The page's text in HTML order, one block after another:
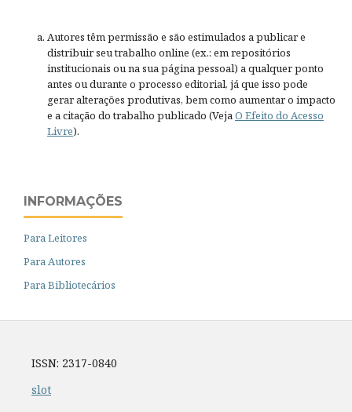
Autores têm permissão e são estimulados a publicar e
distribuir seu trabalho online (ex.: em repositórios
institucionais ou na sua página pessoal) a qualquer ponto
antes ou durante o processo editorial, já que isso pode
gerar alterações produtivas, bem como aumentar o impacto
e a citação do trabalho publicado (VejaO Efeito do Acesso
Livre).
INFORMAÇÕES
Para Leitores
Para Autores
Para Bibliotecários
ISSN: 2317-0840
slot